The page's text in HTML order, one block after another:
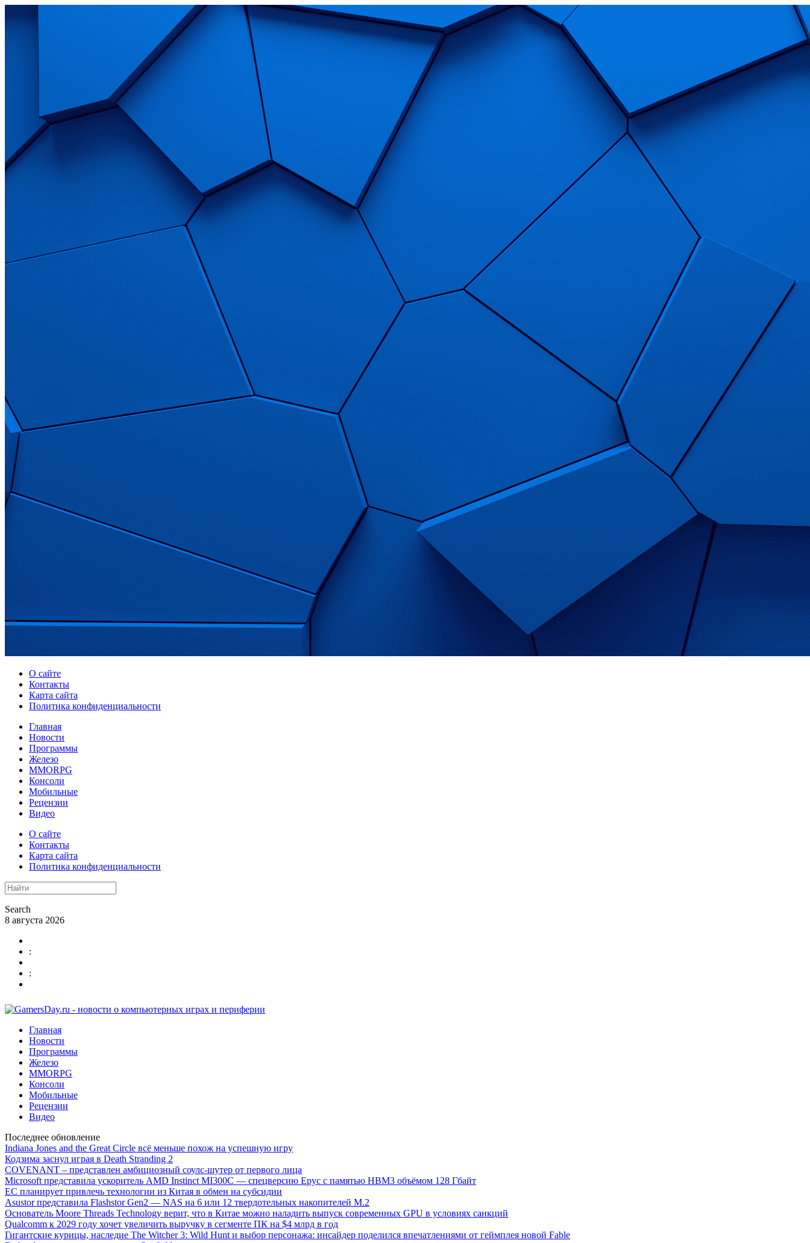
О сайте
Контакты
Карта сайта
Политика конфиденциальности
Главная
Новости
Программы
Железо
MMORPG
Консоли
Мобильные
Рецензии
Видео
О сайте
Контакты
Карта сайта
Политика конфиденциальности
Search
8 августа 2026
:
:
Главная
Новости
Программы
Железо
MMORPG
Консоли
Мобильные
Рецензии
Видео
Последнее обновление
Indiana Jones and the Great Circle всё меньше похож на успешную игру
Кодзима заснул играя в Death Stranding 2
COVENANT – представлен амбициозный соулс-шутер от первого лица
Microsoft представила ускоритель AMD Instinct MI300C — спецверсию Epyc с памятью HBM3 объёмом 128 Гбайт
ЕС планирует привлечь технологии из Китая в обмен на субсидии
Asustor представила Flashstor Gen2 — NAS на 6 или 12 твердотельных накопителей M.2
Основатель Moore Threads Technology верит, что в Китае можно наладить выпуск современных GPU в условиях санкций
Qualcomm к 2029 году хочет увеличить выручку в сегменте ПК на $4 млрд в год
Гигантские курицы, наследие The Witcher 3: Wild Hunt и выбор персонажа: инсайдер поделился впечатлениями от геймплея новой Fable